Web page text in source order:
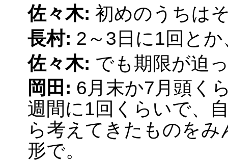
佐々木: 初めのうちは
長村: 2～3日に1回と
佐々木: でも期限が迫
岡田: 6月末か7月頭く
週間に1回くらいで、
ら考えてきたものを
形で。